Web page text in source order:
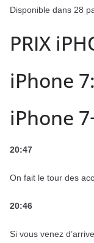
Disponible dans 28
PRIX
iPhone
iPhone
20:47
On fait le tour des
20:46
Si vous venez